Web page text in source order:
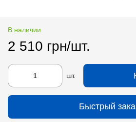
В наличии
2 510 грн/шт.
шт.
Быстрый